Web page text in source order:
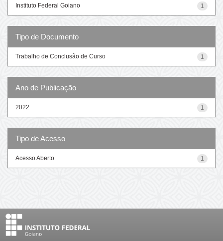
1
Instituto Federal Goiano
Tipo de Documento
1
Trabalho de Conclusão de Curso
Ano de Publicação
1
2022
Tipo de Acesso
1
Acesso Aberto